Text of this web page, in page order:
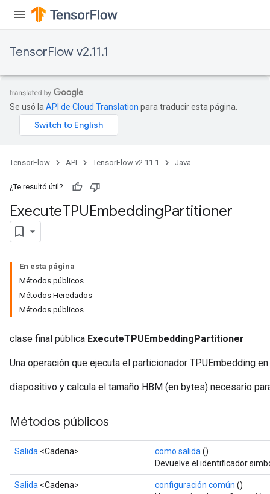
TensorFlow v2.11.1
Se usó la API de Cloud Translation para traducir esta página.
TensorFlow API TensorFlow v2.11.1 Java
¿Te resultó útil?
ExecuteTPUEmbeddingPartitioner
En esta página
Métodos públicos
Métodos Heredados
Métodos públicos
clase final pública ExecuteTPUEmbeddingPartitioner
Una operación que ejecuta el particionador TPUEmbedding
dispositivo y calcula el tamaño HBM (en bytes) necesario
Métodos públicos
Salida <Cadena> como salida ()
Devuelve el identificador
Salida <Cadena> configuración común ()